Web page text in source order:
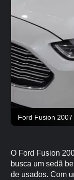
Ford Fusion 2007
O Ford Fusion
busca um sedã
de usados. Com